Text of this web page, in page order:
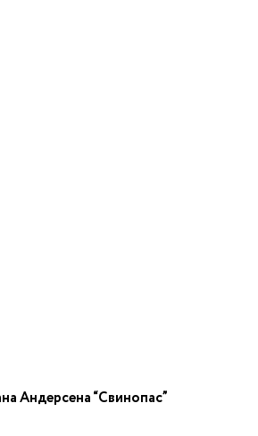
Андерсена “Свинопас”